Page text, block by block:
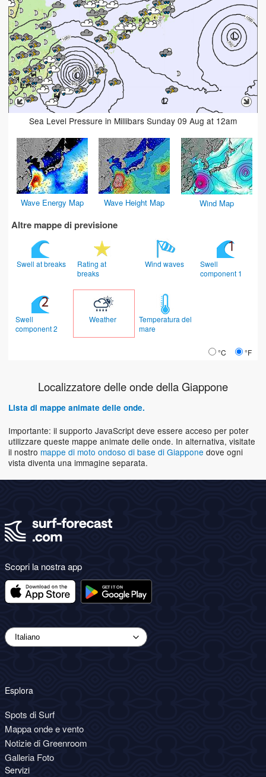
Sea Level Pressure in Millibars Sunday 09 Aug at 12am
Wave Energy Map Wave Height Map Wind Map
Altre mappe di previsione
Swell at breaks
Rating at
breaks
Wind waves
Swell
component 1
Swell
component 2
Weather
Temperatura del
mare
°C °F
Localizzatore delle onde della Giappone
Lista di mappe animate delle onde.
Importante: il supporto JavaScript deve essere acceso per poter
utilizzare queste mappe animate delle onde. In alternativa, visitate
il nostro mappe di moto ondoso di base di Giappone dove ogni
vista diventa una immagine separata.
Scopri la nostra app
Esplora
Spots di Surf
Mappa onde e vento
Notizie di Greenroom
Galleria Foto
Servizi